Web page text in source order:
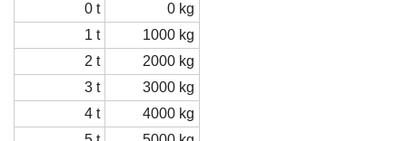
0 t
0 kg
1 t
1000 kg
2 t
2000 kg
3 t
3000 kg
4 t
4000 kg